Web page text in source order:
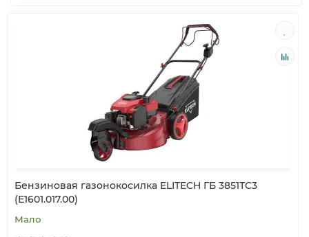
Бензиновая газонокосилка ELITECH ГБ 3851ТС3
(E1601.017.00)
Мало